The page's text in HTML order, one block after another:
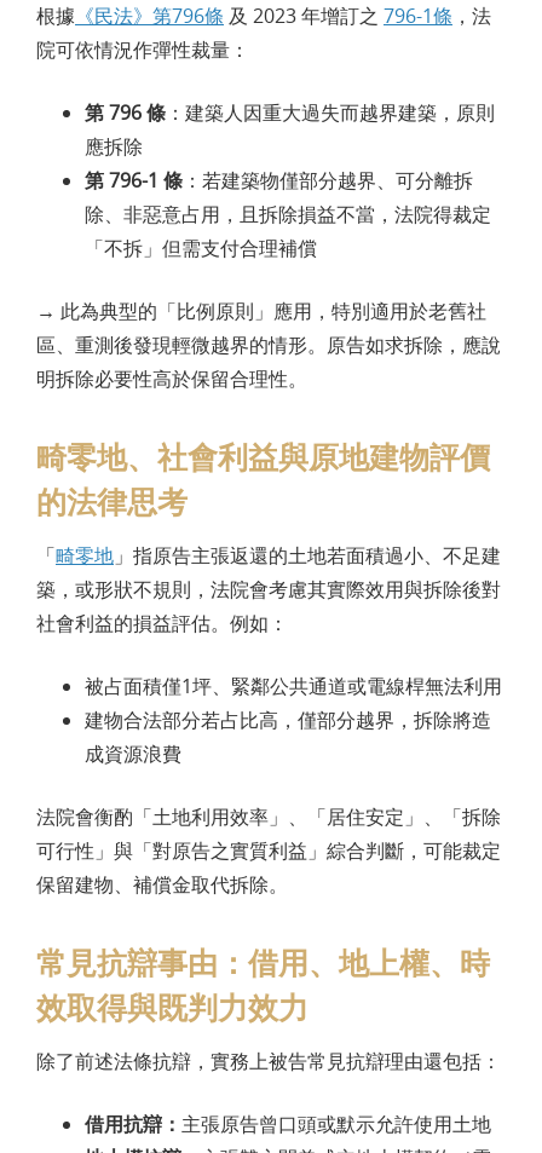
根據 《民法》第796條 及 2023 年增訂之 796-1條 ，法
院可依情況作彈性裁量：
第 796 條 ：建築人因重大過失而越界建築，原則
應拆除
第 796-1 條 ：若建築物僅部分越界、可分離拆
除、非惡意占用，且拆除損益不當，法院得裁定
「不拆」但需支付合理補償
→ 此為典型的「比例原則」應用，特別適用於老舊社
區、重測後發現輕微越界的情形。原告如求拆除，應說
明拆除必要性高於保留合理性。
畸零地、社會利益與原地建物評價
的法律思考
「畸零地 」指原告主張返還的土地若面積過小、不足建
築，或形狀不規則，法院會考慮其實際效用與拆除後對
社會利益的損益評估。例如：
被占面積僅1坪、緊鄰公共通道或電線桿無法利用
建物合法部分若占比高，僅部分越界，拆除將造
成資源浪費
法院會衡酌「土地利用效率」、「居住安定」、「拆除
可行性」與「對原告之實質利益」綜合判斷，可能裁定
保留建物、補償金取代拆除。
常見抗辯事由：借用、地上權、時
效取得與既判力效力
除了前述法條抗辯，實務上被告常見抗辯理由還包括：
借用抗辯： 主張原告曾口頭或默示允許使用土地